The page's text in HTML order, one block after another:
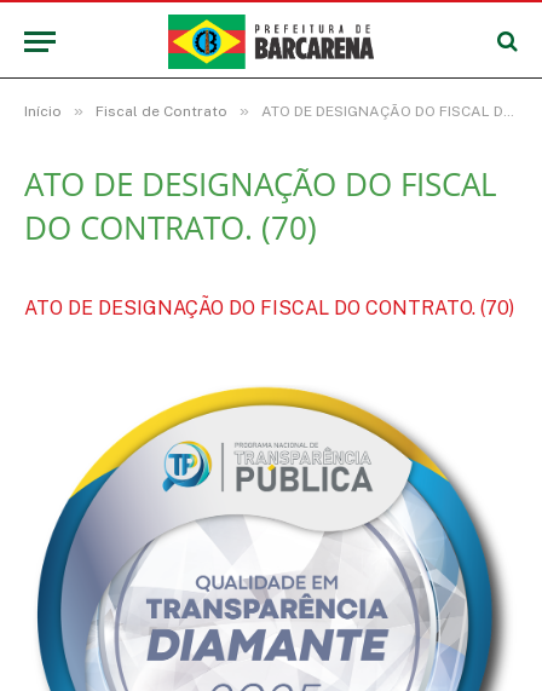
Início » Fiscal de Contrato » ATO DE DESIGNAÇÃO DO FISCAL DO CONTRATO. (70)
ATO DE DESIGNAÇÃO DO FISCAL
DO CONTRATO. (70)
ATO DE DESIGNAÇÃO DO FISCAL DO CONTRATO. (70)